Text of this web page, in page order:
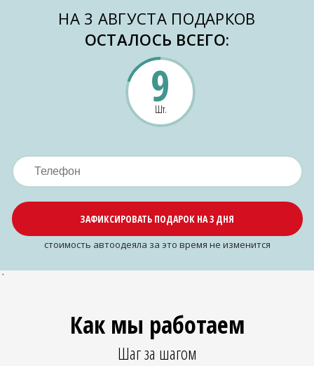
НА 3 АВГУСТА ПОДАРКОВ
ОСТАЛОСЬ ВСЕГО:
9
Шт.
ЗАФИКСИРОВАТЬ ПОДАРОК НА 3 ДНЯ
cтоимость автоодеяла за это время не изменится
`
Как мы работаем
Шаг за шагом